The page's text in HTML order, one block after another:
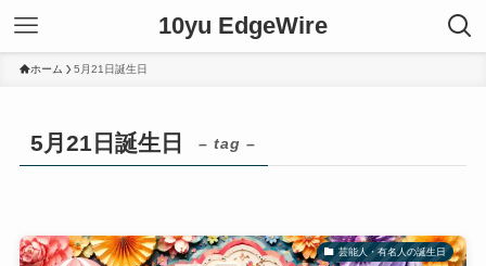
10yu EdgeWire
ホーム 5月21日誕生日
5月21日誕生日 – tag –
芸能人・有名人の誕生日